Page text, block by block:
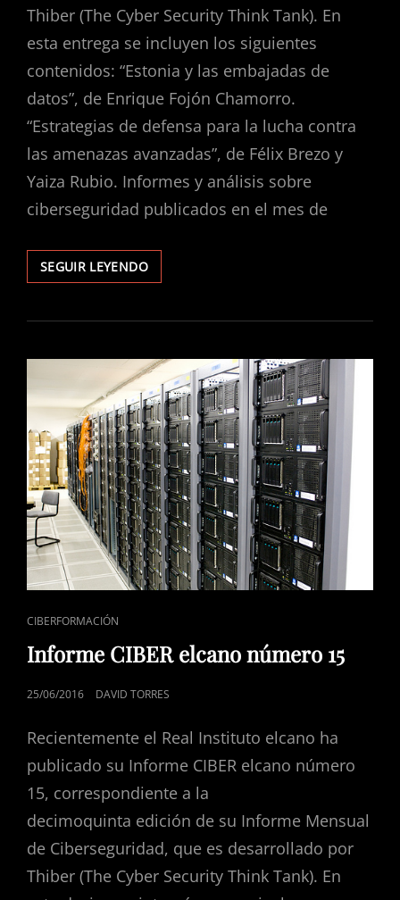
Thiber (The Cyber Security Think Tank). En
esta entrega se incluyen los siguientes
contenidos: “Estonia y las embajadas de
datos”, de Enrique Fojón Chamorro.
“Estrategias de defensa para la lucha contra
las amenazas avanzadas”, de Félix Brezo y
Yaiza Rubio. Informes y análisis sobre
ciberseguridad publicados en el mes de
SEGUIR LEYENDOINFORME
CIBER
NÚMERO
ENLACES
DE
CATEGORÍAS
CIBERFORMACIÓN
Informe CIBER elcano número 15
PUBLICADO
25/06/2016 DAVID TORRES
Recientemente el Real Instituto elcano ha
publicado su Informe CIBER elcano número
15, correspondiente a la
decimoquinta edición de su Informe Mensual
de Ciberseguridad, que es desarrollado por
Thiber (The Cyber Security Think Tank). En